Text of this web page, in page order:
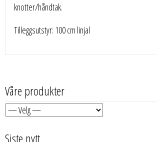
knotter/håndtak.
Tilleggsutstyr: 100 cm linjal
Våre produkter
Siste nytt